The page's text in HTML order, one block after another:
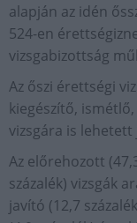
alapján az idén
524-en
vizsgabizottság
Az őszi érettségi
kiegészítő,
vizsgára is lehetett
Az előrehozott
százalék) vizsgák
javító (12,7